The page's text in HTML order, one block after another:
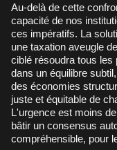
Au-delà de cette
capacité de nos
ces impératifs. La
une taxation aveugle
ciblé résoudra tous les
dans un équilibre
des économies
juste et équitable de
L'urgence est moins
bâtir un consensus
compréhensible, pour